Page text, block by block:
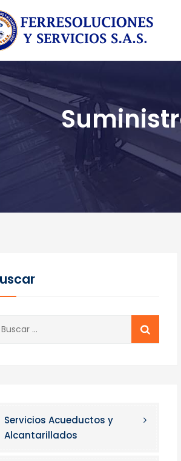
Servicios Acueductos y
Alcantarillados